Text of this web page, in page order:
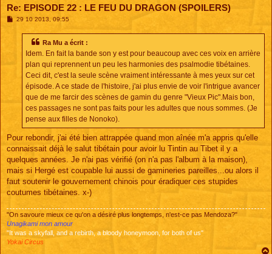
Re: EPISODE 22 : LE FEU DU DRAGON (SPOILERS)
M29 10 2013, 09:55
Ra Mu a écrit :
Idem. En fait la bande son y est pour beaucoup avec ces voix en arrière
plan qui reprennent un peu les harmonies des psalmodie tibétaines.
Ceci dit, c'est la seule scène vraiment intéressante à mes yeux sur cet
épisode. A ce stade de l'histoire, j'ai plus envie de voir l'intrigue avancer
que de me farcir des scènes de gamin du genre "Vieux Pic".Mais bon,
ces passages ne sont pas faits pour les adultes que nous sommes. (Je
pense aux filles de Nonoko).
Pour rebondir, j'ai été bien attrappée quand mon aînée m'a appris qu'elle
connaissait déjà le salut tibétain pour avoir lu Tintin au Tibet il y a
quelques années. Je n'ai pas vérifié (on n'a pas l'album à la maison),
mais si Hergé est coupable lui aussi de gamineries pareilles...ou alors il
faut soutenir le gouvernement chinois pour éradiquer ces stupides
coutumes tibétaines. x-)
"On savoure mieux ce qu'on a désiré plus longtemps, n'est-ce pas Mendoza?"
Unagikami mon amour
"It was a skyfall, and a rebirth, a bloody honeymoon, for both of us"
Yokai Circus